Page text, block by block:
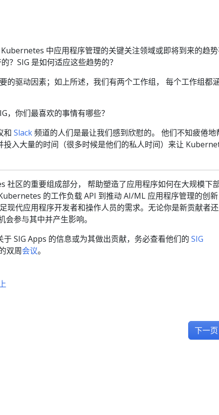
中应用程序管理的关键关注领域或即将到来的趋
？SIG 是如何适应这些趋势的？
的驱动因素；如上所述，我们有两个工作组， 每个工作组都
，你们最喜欢的事情有哪些？
和 Slack频道的人们是最让我们感到欣慰的。 他们不知疲倦地
投入大量的时间（很多时候是他们的私人时间）来让
社区的重要组成部分， 帮助塑造了应用程序如何在大规模下
的工作负载 API 到推动 AI/ML 应用程序管理的创新
现代应用程序开发者和操作人员的需求。无论你是新贡献者
参与其中并产生影响。
SIG Apps 的信息或为其做出贡献，务必查看他们的 SIG
双周会议。
下一页